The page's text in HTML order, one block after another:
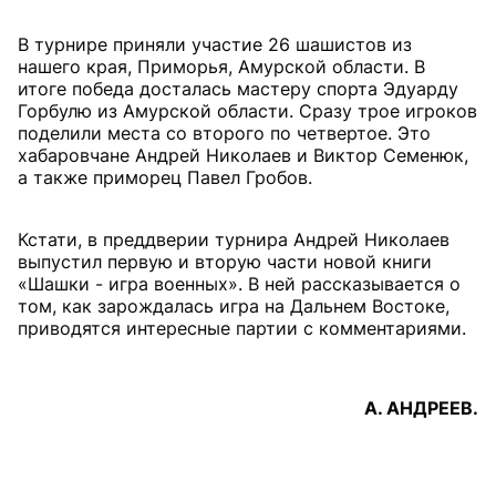
В турнире приняли участие 26 шашистов из
нашего края, Приморья, Амурской области. В
итоге победа досталась мастеру спорта Эдуарду
Горбулю из Амурской области. Сразу трое игроков
поделили места со второго по четвертое. Это
хабаровчане Андрей Николаев и Виктор Семенюк,
а также приморец Павел Гробов.
Кстати, в преддверии турнира Андрей Николаев
выпустил первую и вторую части новой книги
«Шашки - игра военных». В ней рассказывается о
том, как зарождалась игра на Дальнем Востоке,
приводятся интересные партии с комментариями.
А. АНДРЕЕВ.